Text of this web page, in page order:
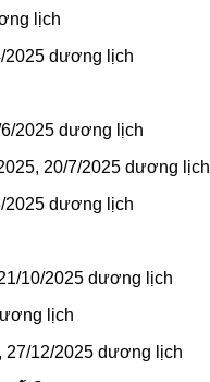
lịch
2025 dương lịch
2025 dương lịch
20/7/2025 dương lịch
2025 dương lịch
10/2025 dương lịch
lịch
27/12/2025 dương lịch